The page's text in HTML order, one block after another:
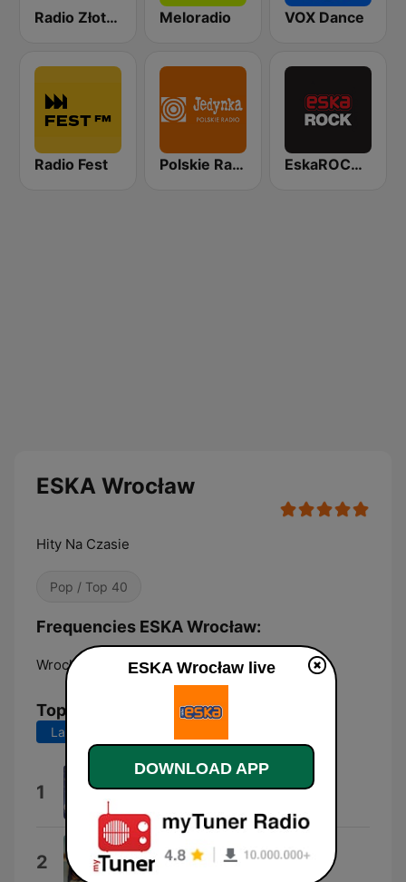
Radio Złote Przeboje Meloradio VOX Dance
Radio Fest Polskie Radio Program I (PR1) Jedynka EskaROCK Warszawa
ESKA Wrocław
Hity Na Czasie
Pop / Top 40
Frequencies ESKA Wrocław:
Wrocław: 104.9 FM
Top Songs
Last 7 days
1
2 !H.A.P.P.Y!
Dawid Podsiadlo
ESKA Wrocław live
DOWNLOAD APP